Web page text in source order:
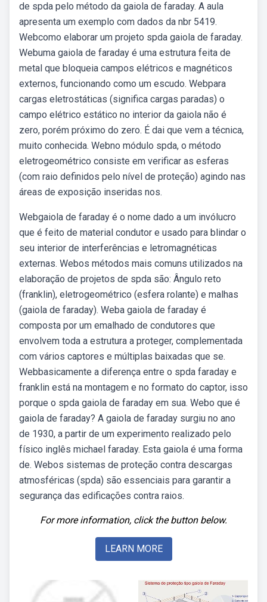
de spda pelo método da gaiola de faraday. A aula
apresenta um exemplo com dados da nbr 5419.
Webcomo elaborar um projeto spda gaiola de faraday.
Webuma gaiola de faraday é uma estrutura feita de
metal que bloqueia campos elétricos e magnéticos
externos, funcionando como um escudo. Webpara
cargas eletrostáticas (significa cargas paradas) o
campo elétrico estático no interior da gaiola não é
zero, porém próximo do zero. É dai que vem a técnica,
muito conhecida. Webno módulo spda, o método
eletrogeométrico consiste em verificar as esferas
(com raio definidos pelo nível de proteção) agindo nas
áreas de exposição inseridas nos.
Webgaiola de faraday é o nome dado a um invólucro
que é feito de material condutor e usado para blindar o
seu interior de interferências e letromagnéticas
externas. Webos métodos mais comuns utilizados na
elaboração de projetos de spda são: Ângulo reto
(franklin), eletrogeométrico (esfera rolante) e malhas
(gaiola de faraday). Weba gaiola de faraday é
composta por um emalhado de condutores que
envolvem toda a estrutura a proteger, complementada
com vários captores e múltiplas baixadas que se.
Webbasicamente a diferença entre o spda faraday e
franklin está na montagem e no formato do captor, isso
porque o spda gaiola de faraday em sua. Webo que é
gaiola de faraday? A gaiola de faraday surgiu no ano
de 1930, a partir de um experimento realizado pelo
físico inglês michael faraday. Esta gaiola é uma forma
de. Webos sistemas de proteção contra descargas
atmosféricas (spda) são essenciais para garantir a
segurança das edificações contra raios.
For more information, click the button below.
LEARN MORE